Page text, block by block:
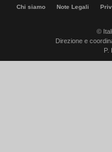
Chi siamo Note Legali
©
Direzione e
P.